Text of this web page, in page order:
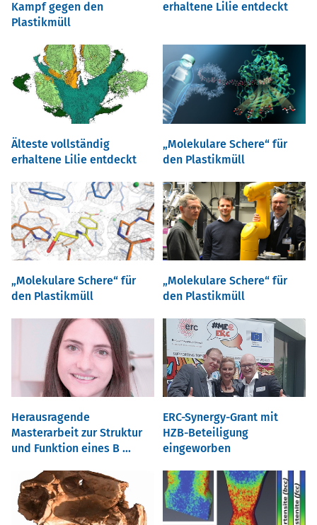
Kampf gegen den
Plastikmüll
erhaltene Lilie entdeckt
Älteste vollständig
erhaltene Lilie entdeckt
Molekulare Schere“ für
den Plastikmüll
Molekulare Schere“ für
den Plastikmüll
Molekulare Schere“ für
den Plastikmüll
Herausragende
Masterarbeit zur Struktur
und Funktion eines B ...
ERC-Synergy-Grant mit
HZB-Beteiligung
eingeworben